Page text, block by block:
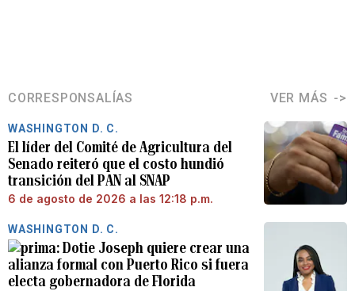
CORRESPONSALÍAS VER MÁS
WASHINGTON D. C.
El líder del Comité de Agricultura del
Senado reiteró que el costo hundió
transición del PAN al SNAP
6 de agosto de 2026 a las 12:18 p.m.
WASHINGTON D. C.
Dotie Joseph quiere crear una
alianza formal con Puerto Rico si fuera
electa gobernadora de Florida